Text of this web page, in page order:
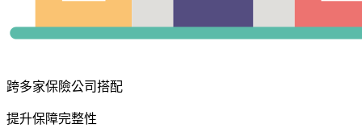
跨多家保險公司搭配
提升保障完整性